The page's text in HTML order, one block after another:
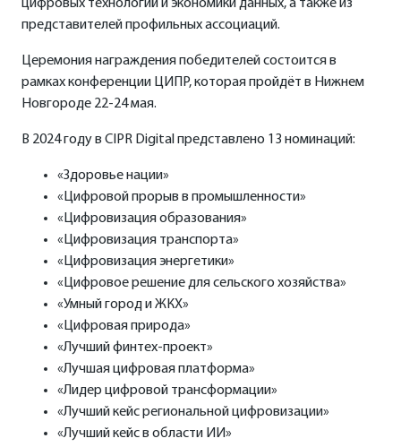
цифровых технологий и экономики данных, а также из
представителей профильных ассоциаций.
Церемония награждения победителей состоится в
рамках конференции ЦИПР, которая пройдёт в Нижнем
Новгороде 22-24 мая.
В 2024 году в CIPR Digital представлено 13 номинаций:
«Здоровье нации»
«Цифровой прорыв в промышленности»
«Цифровизация образования»
«Цифровизация транспорта»
«Цифровизация энергетики»
«Цифровое решение для сельского хозяйства»
«Умный город и ЖКХ»
«Цифровая природа»
«Лучший финтех-проект»
«Лучшая цифровая платформа»
«Лидер цифровой трансформации»
«Лучший кейс региональной цифровизации»
«Лучший кейс в области ИИ»